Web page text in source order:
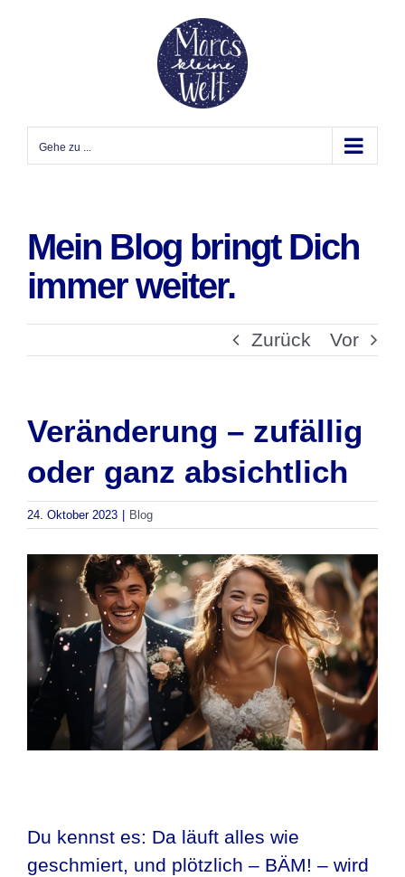
Gehe zu ...
Mein Blog bringt Dich
immer weiter.
Zurück Vor
Veränderung – zufällig
oder ganz absichtlich
24. Oktober 2023 Blog
Zeige
grösseres
Bild
Du kennst es: Da läuft alles wie
geschmiert, und plötzlich – BÄM! – wird